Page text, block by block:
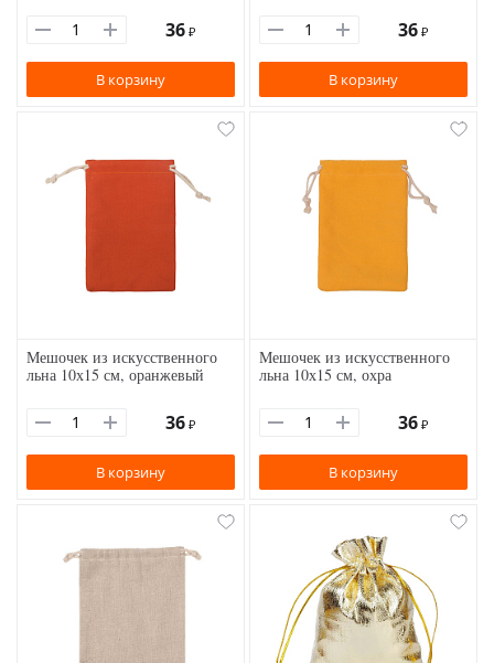
36 ₽
В корзину
36 ₽
В корзину
Мешочек из искусственного
льна 10х15 см, оранжевый
36 ₽
В корзину
Мешочек из искусственного
льна 10х15 см, охра
36 ₽
В корзину